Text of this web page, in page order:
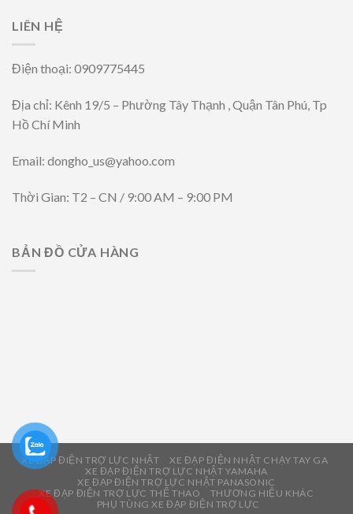
LIÊN HỆ
Điện thoại: 0909775445
Địa chỉ: Kênh 19/5 – Phường Tây Thạnh , Quận Tân Phú, Tp
Hồ Chí Minh
Email: dongho_us@yahoo.com
Thời Gian: T2 – CN / 9:00 AM – 9:00 PM
BẢN ĐỒ CỬA HÀNG
XE ĐẠP ĐIỆN TRỢ LỰC NHẬT
XE ĐẠP ĐIỆN NHẬT CHẠY TAY GA
XE ĐẠP ĐIỆN TRỢ LỰC NHẬT YAMAHA
XE ĐẠP ĐIỆN TRỢ LỰC NHẬT PANASONIC
XE ĐẠP ĐIỆN TRỢ LỰC THỂ THAO
THƯƠNG HIỆU KHÁC
PHỤ TÙNG XE ĐẠP ĐIỆN TRỢ LỰC